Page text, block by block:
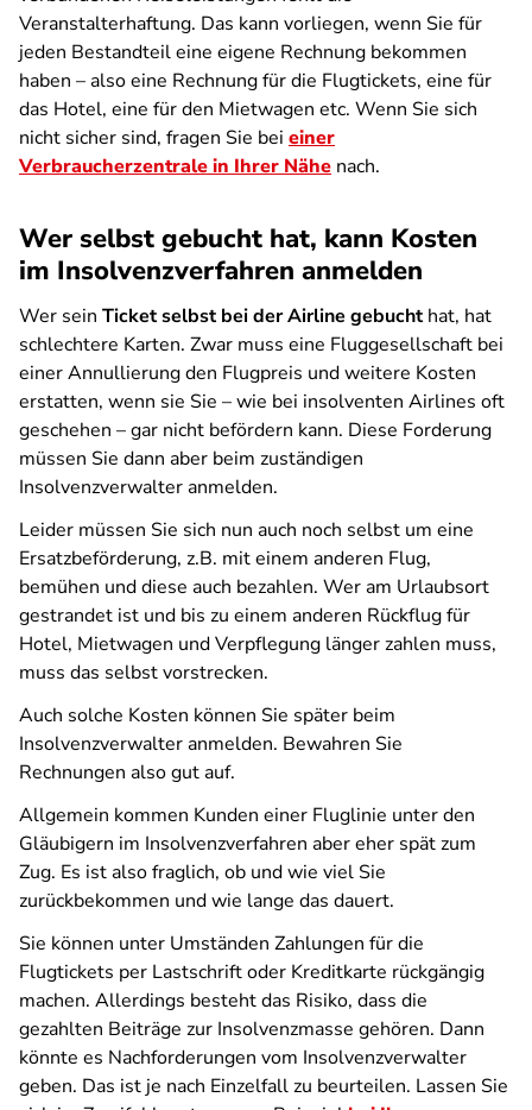
Veranstalterhaftung. Das kann vorliegen, wenn Sie für
jeden Bestandteil eine eigene Rechnung bekommen
haben – also eine Rechnung für die Flugtickets, eine für
das Hotel, eine für den Mietwagen etc. Wenn Sie sich
nicht sicher sind, fragen Sie bei einer
Verbraucherzentrale in Ihrer Nähe nach.
Wer selbst gebucht hat, kann Kosten
im Insolvenzverfahren anmelden
Wer sein Ticket selbst bei der Airline gebuchthat, hat
schlechtere Karten. Zwar muss eine Fluggesellschaft bei
einer Annullierung den Flugpreis und weitere Kosten
erstatten, wenn sie Sie – wie bei insolventen Airlines oft
geschehen – gar nicht befördern kann. Diese Forderung
müssen Sie dann aber beim zuständigen
Insolvenzverwalter anmelden.
Leider müssen Sie sich nun auch noch selbst um eine
Ersatzbeförderung, z.B. mit einem anderen Flug,
bemühen und diese auch bezahlen. Wer am Urlaubsort
gestrandet ist und bis zu einem anderen Rückflug für
Hotel, Mietwagen und Verpflegung länger zahlen muss,
muss das selbst vorstrecken.
Auch solche Kosten können Sie später beim
Insolvenzverwalter anmelden. Bewahren Sie
Rechnungen also gut auf.
Allgemein kommen Kunden einer Fluglinie unter den
Gläubigern im Insolvenzverfahren aber eher spät zum
Zug. Es ist also fraglich, ob und wie viel Sie
zurückbekommen und wie lange das dauert.
Sie können unter Umständen Zahlungen für die
Flugtickets per Lastschrift oder Kreditkarte rückgängig
machen. Allerdings besteht das Risiko, dass die
gezahlten Beiträge zur Insolvenzmasse gehören. Dann
könnte es Nachforderungen vom Insolvenzverwalter
geben. Das ist je nach Einzelfall zu beurteilen. Lassen Sie